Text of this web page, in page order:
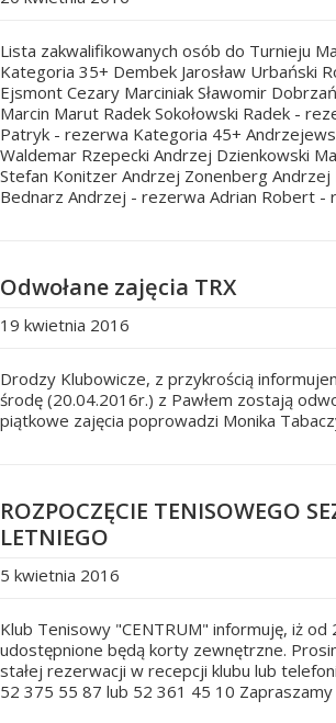
Lista zakwalifikowanych osób do Turnieju
Kategoria 35+ Dembek Jarosław Urbański
Ejsmont Cezary Marciniak Sławomir
Marcin Marut Radek Sokołowski Radek -
Patryk - rezerwa Kategoria 45+
Waldemar Rzepecki Andrzej Dzienkowski
Stefan Konitzer Andrzej Zonenberg
Bednarz Andrzej - rezerwa Adrian Robert -
Odwołane zajęcia TRX
19 kwietnia 2016
Drodzy Klubowicze, z przykrością
środę (20.04.2016r.) z Pawłem zostają
piątkowe zajęcia poprowadzi Monika
ROZPOCZĘCIE TENISOWEGO
LETNIEGO
5 kwietnia 2016
Klub Tenisowy "CENTRUM" informuję, iż od
udostępnione będą korty zewnętrzne.
stałej rezerwacji w recepcji klubu lub
52 375 55 87 lub 52 361 45 10